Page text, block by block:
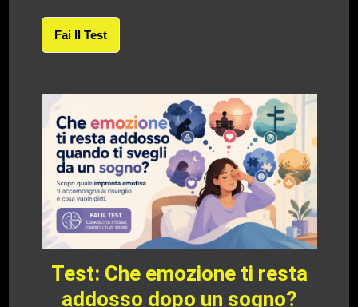
Fai Il Test
Test: Che emozione ti resta
addosso dopo un sogno?